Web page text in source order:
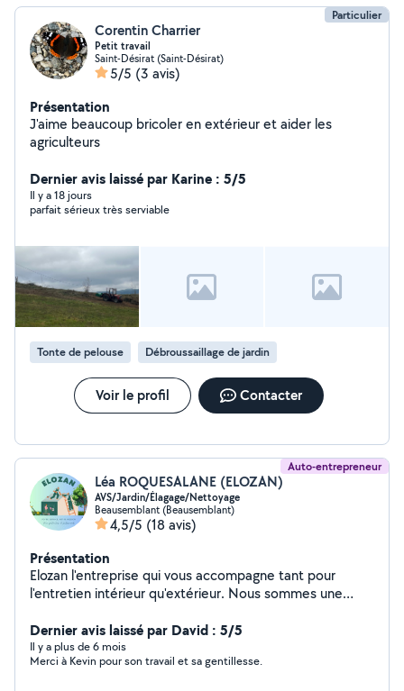
Particulier
Corentin Charrier
Petit travail
Saint-Désirat (Saint-Désirat)
5/5 (3 avis)
Présentation
J'aime beaucoup bricoler en extérieur et aider les
agriculteurs
Dernier avis laissé par Karine : 5/5
Il y a 18 jours
parfait sérieux très serviable
Tonte de pelouse Débroussaillage de jardin
Voir le profil Contacter
Auto-entrepreneur
Léa ROQUESALANE (ELOZAN)
AVS/Jardin/Élagage/Nettoyage
Beausemblant (Beausemblant)
4,5/5 (18 avis)
Présentation
Elozan l'entreprise qui vous accompagne tant pour
l'entretien intérieur qu'extérieur. Nous sommes une
logements/locaux, linge... particuliers, bureaux, AirbnB,
diogéne, vide maison.... Entretien des parcs et jardins,
paysagiste, élagage... Bricolage - 2nd oeuvre Auxiliaire
Dernier avis laissé par David : 5/5
Il y a plus de 6 mois
Merci à Kevin pour son travail et sa gentillesse.